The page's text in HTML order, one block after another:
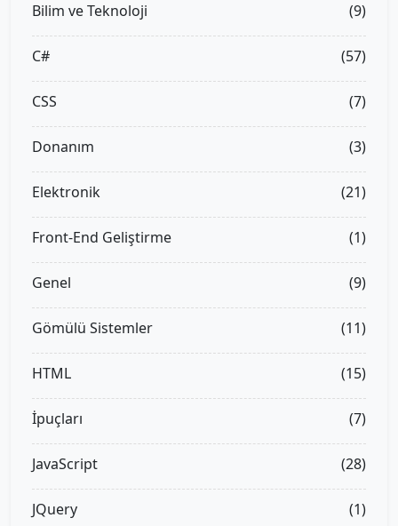
Bilim ve Teknoloji (9)
C# (57)
CSS (7)
Donanım (3)
Elektronik (21)
Front-End Geliştirme (1)
Genel (9)
Gömülü Sistemler (11)
HTML (15)
İpuçları (7)
JavaScript (28)
JQuery (1)